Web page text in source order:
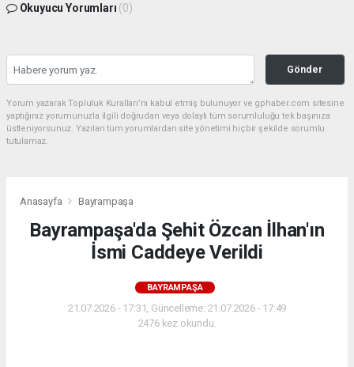
Okuyucu Yorumları (0)
Gönder
Yorum yazarak Topluluk Kuralları’nı kabul etmiş bulunuyor ve gphaber.com sitesine
yaptığınız yorumunuzla ilgili doğrudan veya dolaylı tüm sorumluluğu tek başınıza
üstleniyorsunuz. Yazılan tüm yorumlardan site yönetimi hiçbir şekilde sorumlu
tutulamaz.
Anasayfa Bayrampaşa
Bayrampaşa'da Şehit Özcan İlhan'ın
İsmi Caddeye Verildi
BAYRAMPAŞA
21.07.2026 - 17:31, Güncelleme: 21.07.2026 - 17:49
2476 kez okundu.